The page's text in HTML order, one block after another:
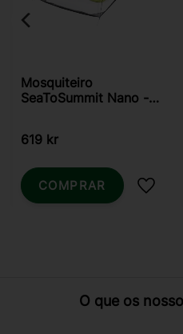
Mosquiteiro
SeaToSummit Nano -
619kr
COMPRAR
O que os